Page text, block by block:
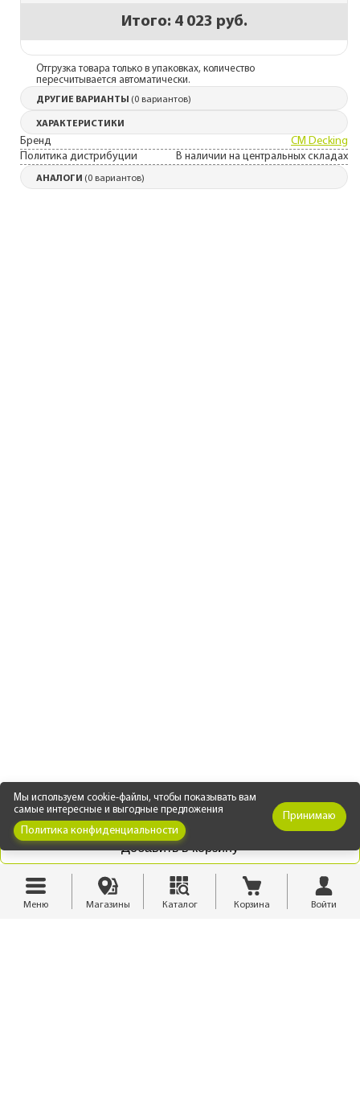
Итого: 4 023 руб.
Отгрузка товара только в упаковках, количество
пересчитывается автоматически.
Добавить в корзину
ДРУГИЕ ВАРИАНТЫ (0 вариантов)
ХАРАКТЕРИСТИКИ
Бренд
CM Decking
Политика дистрибуции
В наличии на центральных складах
АНАЛОГИ (0 вариантов)
Мы используем cookie-файлы, чтобы показывать вам
самые интересные и выгодные предложения
Политика конфиденциальности
Принимаю
Меню Магазины Каталог Корзина Войти